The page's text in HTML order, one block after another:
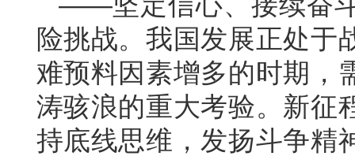
险挑战。我国发展正处于
难预料因素增多的时期，
涛骇浪的重大考验。新征
持底线思维，发扬斗争精